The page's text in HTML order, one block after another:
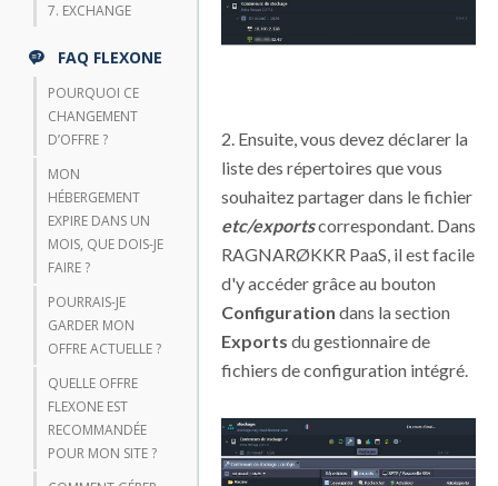
7. EXCHANGE
FAQ FLEXONE
POURQUOI CE
CHANGEMENT
D’OFFRE ?
MON
HÉBERGEMENT
EXPIRE DANS UN
MOIS, QUE DOIS-JE
FAIRE ?
POURRAIS-JE
GARDER MON
OFFRE ACTUELLE ?
QUELLE OFFRE
FLEXONE EST
RECOMMANDÉE
POUR MON SITE ?
2. Ensuite, vous devez déclarer la
liste des répertoires que vous
souhaitez partager dans le fichier
etc/exportscorrespondant. Dans
RAGNARØKKR PaaS, il est facile
d'y accéder grâce au bouton
Configuration dans la section
Exports du gestionnaire de
fichiers de configuration intégré.